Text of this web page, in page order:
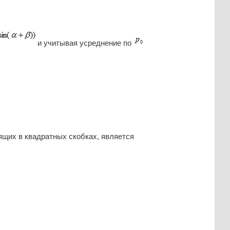
и учитывая усреднение по
в квадратных скобках, является